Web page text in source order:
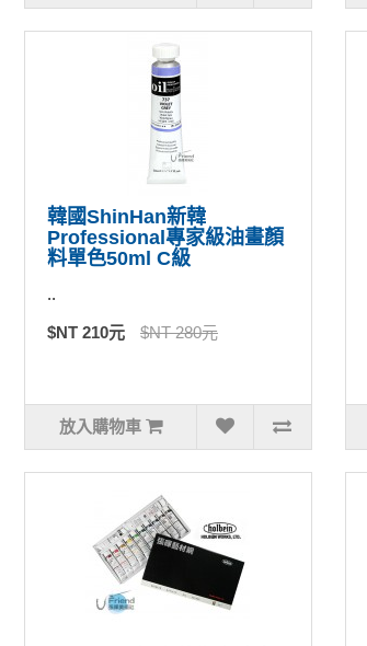
韓國ShinHan新韓
Professional專家級油畫顏
料單色50ml C級
..
$NT 210元 $NT 280元
放入購物車